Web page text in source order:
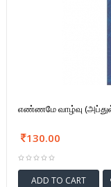
எண்ணமே வாழ்வு
130.00
ADD TO CART